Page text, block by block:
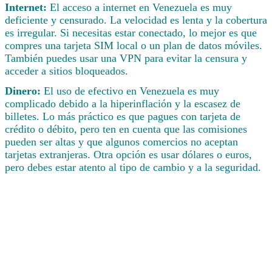
Internet: El acceso a internet en Venezuela es muy
deficiente y censurado. La velocidad es lenta y la cobertura
es irregular. Si necesitas estar conectado, lo mejor es que
compres una tarjeta SIM local o un plan de datos móviles.
También puedes usar una VPN para evitar la censura y
acceder a sitios bloqueados.
Dinero: El uso de efectivo en Venezuela es muy
complicado debido a la hiperinflación y la escasez de
billetes. Lo más práctico es que pagues con tarjeta de
crédito o débito, pero ten en cuenta que las comisiones
pueden ser altas y que algunos comercios no aceptan
tarjetas extranjeras. Otra opción es usar dólares o euros,
pero debes estar atento al tipo de cambio y a la seguridad.